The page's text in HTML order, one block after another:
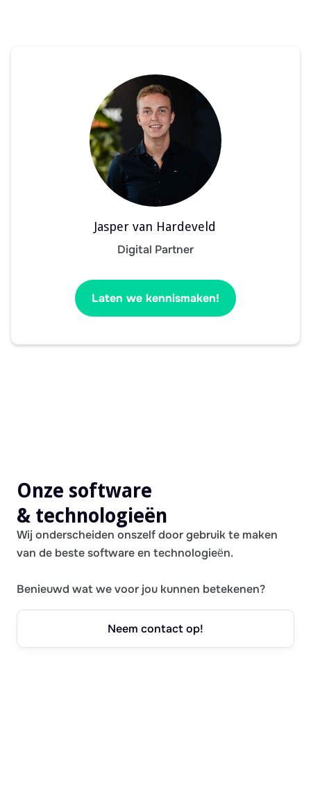
Jasper van Hardeveld
Digital Partner
Laten we kennismaken!
Onze software
& technologieën
Wij onderscheiden onszelf door gebruik te maken
van de beste software en technologieën.
Benieuwd wat we voor jou kunnen betekenen?
Neem contact op!